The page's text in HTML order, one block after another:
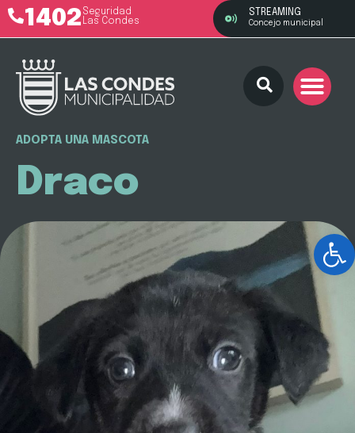
1402 Seguridad
Las Condes
STREAMING
Concejo municipal
ADOPTA UNA MASCOTA
Draco